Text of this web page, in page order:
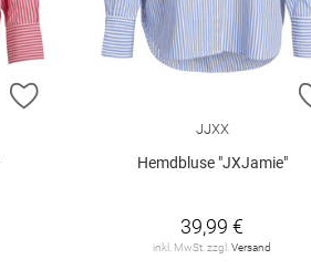
ZUR WUNSCHLISTE HINZUFÜGEN
JJXX
Hemdbluse "JXJamie"
39,99 €
inkl. MwSt. zzgl.Versand